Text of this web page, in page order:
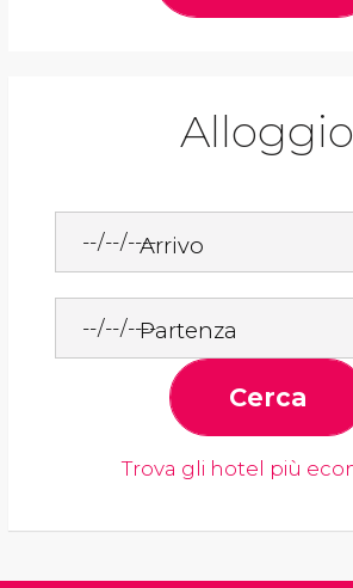
Alloggio
Arrivo
Partenza
Cerca
Trova gli hotel più